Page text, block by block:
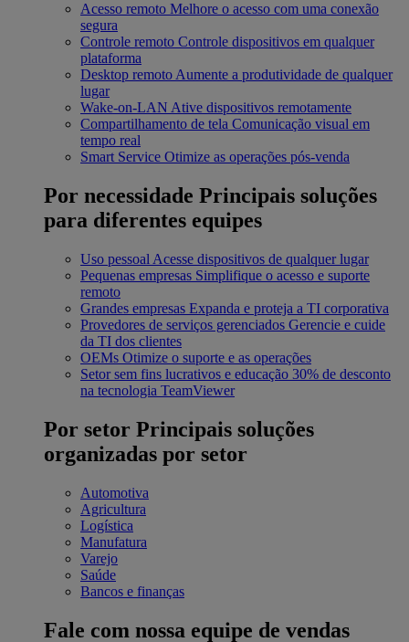
Acesso remoto Melhore o acesso com uma conexão
segura
Controle remoto Controle dispositivos em qualquer
plataforma
Desktop remoto Aumente a produtividade de qualquer
lugar
Wake-on-LAN Ative dispositivos remotamente
Compartilhamento de tela Comunicação visual em
tempo real
Smart Service Otimize as operações pós-venda
Por necessidade Principais soluções
para diferentes equipes
Uso pessoal Acesse dispositivos de qualquer lugar
Pequenas empresas Simplifique o acesso e suporte
remoto
Grandes empresas Expanda e proteja a TI corporativa
Provedores de serviços gerenciados Gerencie e cuide
da TI dos clientes
OEMs Otimize o suporte e as operações
Setor sem fins lucrativos e educação 30% de desconto
na tecnologia TeamViewer
Por setor Principais soluções
organizadas por setor
Automotiva
Agricultura
Logística
Manufatura
Varejo
Saúde
Bancos e finanças
Fale com nossa equipe de vendas